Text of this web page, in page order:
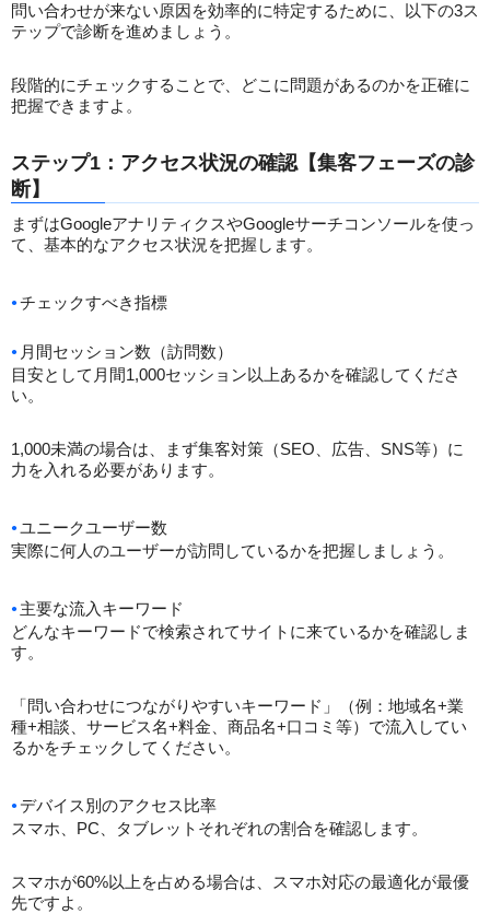
問い合わせが来ない原因を効率的に特定するために、以下の3ス
テップで診断を進めましょう。
段階的にチェックすることで、どこに問題があるのかを正確に
把握できますよ。
ステップ1：アクセス状況の確認【集客フェーズの診
断】
まずはGoogleアナリティクスやGoogleサーチコンソールを使っ
て、基本的なアクセス状況を把握します。
チェックすべき指標
月間セッション数（訪問数）
目安として月間1,000セッション以上あるかを確認してくださ
い。
1,000未満の場合は、まず集客対策（SEO、広告、SNS等）に
力を入れる必要があります。
ユニークユーザー数
実際に何人のユーザーが訪問しているかを把握しましょう。
主要な流入キーワード
どんなキーワードで検索されてサイトに来ているかを確認しま
す。
「問い合わせにつながりやすいキーワード」（例：地域名+業
種+相談、サービス名+料金、商品名+口コミ等）で流入してい
るかをチェックしてください。
デバイス別のアクセス比率
スマホ、PC、タブレットそれぞれの割合を確認します。
スマホが60%以上を占める場合は、スマホ対応の最適化が最優
先ですよ。